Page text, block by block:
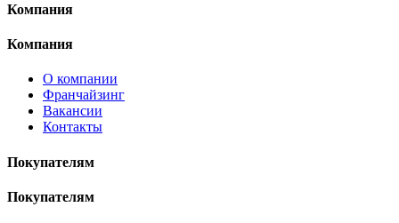
Компания
Компания
О компании
Франчайзинг
Вакансии
Контакты
Покупателям
Покупателям